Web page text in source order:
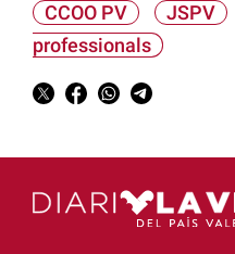
CCOO PV JSPV
professionals